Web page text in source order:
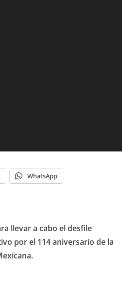
WhatsApp
llevar a cabo el desfile
por el 114 aniversario de la